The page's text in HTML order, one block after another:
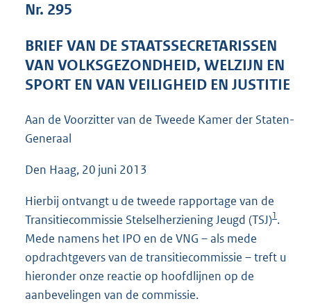
e
5
b
Nr. 295
BRIEF VAN DE STAATSSECRETARISSEN
VAN VOLKSGEZONDHEID, WELZIJN EN
SPORT EN VAN VEILIGHEID EN JUSTITIE
Aan de Voorzitter van de Tweede Kamer der Staten-
Generaal
Den Haag, 20 juni 2013
Hierbij ontvangt u de tweede rapportage van de
Transitiecommissie Stelselherziening Jeugd (TSJ)1.
Mede namens het IPO en de VNG – als mede
opdrachtgevers van de transitiecommissie – treft u
hieronder onze reactie op hoofdlijnen op de
aanbevelingen van de commissie.